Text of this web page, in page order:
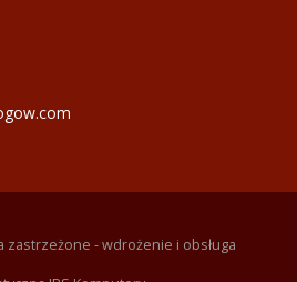
zastrzeżone - wdrożenie i obsługa